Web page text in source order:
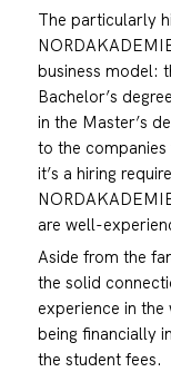
The particularly
business model:
Bachelor’s
in the Master’s
to the
it’s a hiring
are well-
Aside from the
the solid
experience in
being financially
the student fees.